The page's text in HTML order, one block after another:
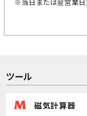
※当日または翌営業日
ツール
磁気計算器